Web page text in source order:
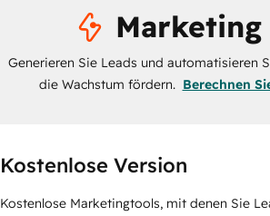
Marketing
Generieren Sie Leads und automatisieren
die Wachstum fördern. Berechnen
Kostenlose Version
Kostenlose Marketingtools, mit denen Sie